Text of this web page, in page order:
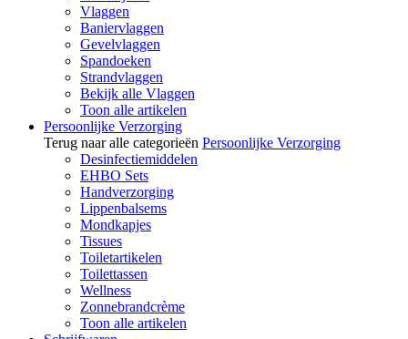
Vlaggen
Baniervlaggen
Gevelvlaggen
Spandoeken
Strandvlaggen
Bekijk alle Vlaggen
Toon alle artikelen
Persoonlijke Verzorging
Terug naar alle categorieën Persoonlijke Verzorging
Desinfectiemiddelen
EHBO Sets
Handverzorging
Lippenbalsems
Mondkapjes
Tissues
Toiletartikelen
Toilettassen
Wellness
Zonnebrandcrème
Toon alle artikelen